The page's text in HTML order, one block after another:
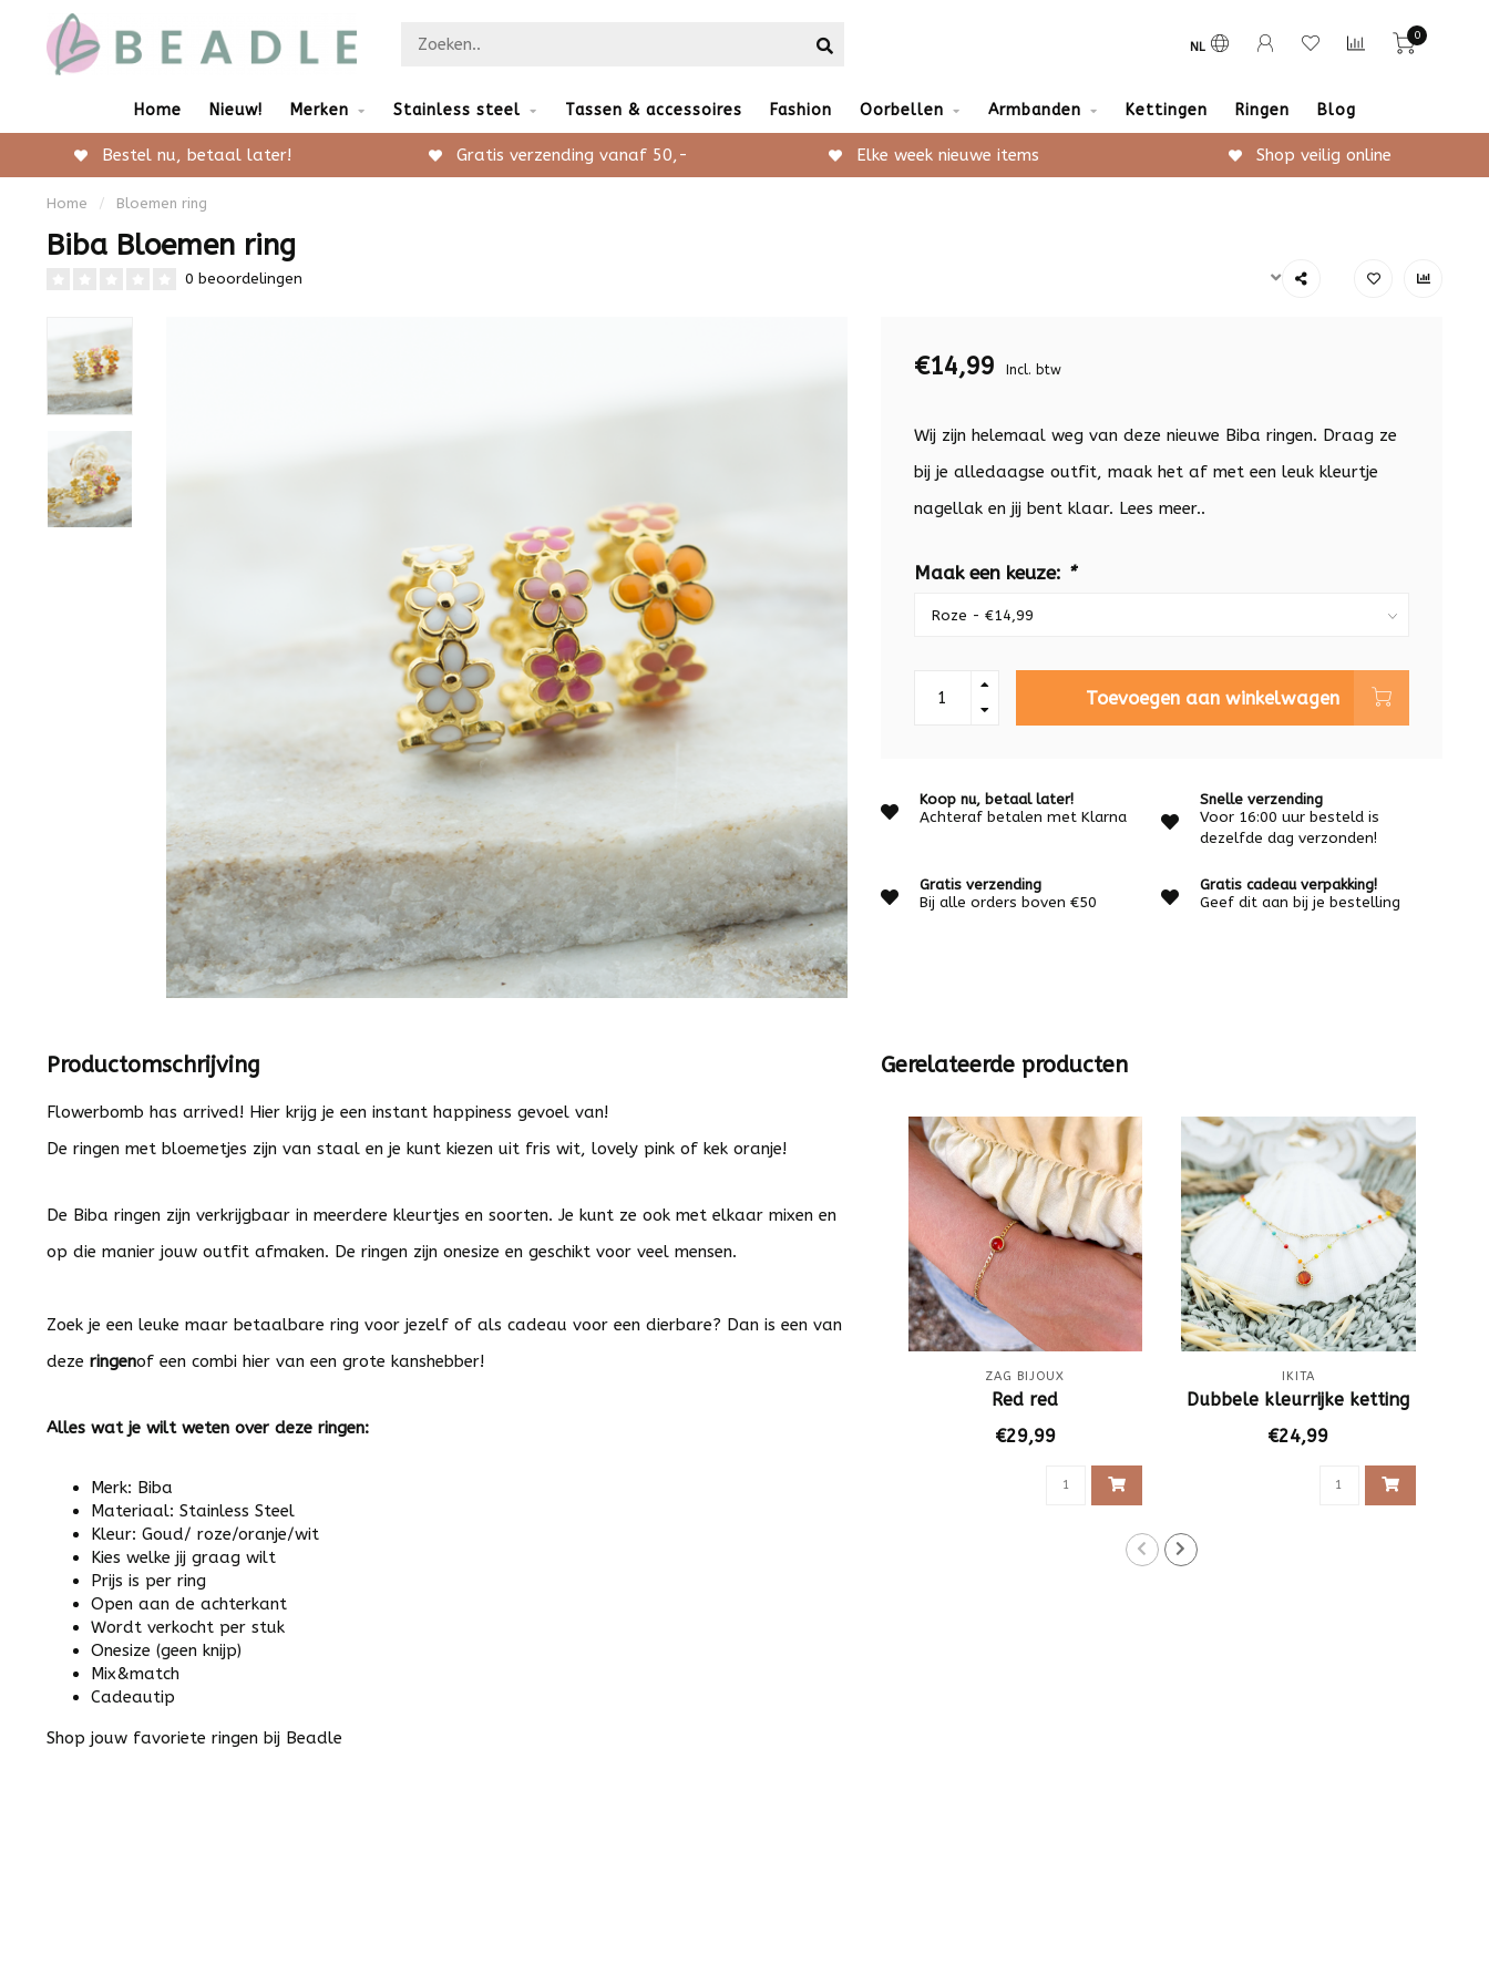
NL
0
Home Nieuw! Merken Stainless steel Tassen & accessoires Fashion Oorbellen Armbanden Kettingen Ringen Blog
Bestel nu, betaal later! Gratis verzending vanaf 50,- Elke week nieuwe items Shop veilig online
Home / Bloemen ring
Biba Bloemen ring
0 beoordelingen
€14,99 Incl. btw
Wij zijn helemaal weg van deze nieuwe Biba ringen. Draag ze
bij je alledaagse outfit, maak het af met een leuk kleurtje
nagellak en jij bent klaar. Lees meer..
Maak een keuze: *
Toevoegen aan winkelwagen
Koop nu, betaal later!
Achteraf betalen met Klarna
Snelle verzending
Voor 16:00 uur besteld is
dezelfde dag verzonden!
Gratis verzending
Bij alle orders boven €50
Gratis cadeau verpakking!
Geef dit aan bij je bestelling
Productomschrijving
Flowerbomb has arrived! Hier krijg je een instant happiness gevoel van!
De ringen met bloemetjes zijn van staal en je kunt kiezen uit fris wit, lovely pink of kek oranje!
De Biba ringen zijn verkrijgbaar in meerdere kleurtjes en soorten. Je kunt ze ook met elkaar mixen en
op die manier jouw outfit afmaken. De ringen zijn onesize en geschikt voor veel mensen.
Zoek je een leuke maar betaalbare ring voor jezelf of als cadeau voor een dierbare? Dan is een van
deze ringenof een combi hier van een grote kanshebber!
Alles wat je wilt weten over deze ringen:
Merk: Biba
Materiaal: Stainless Steel
Kleur: Goud/ roze/oranje/wit
Kies welke jij graag wilt
Prijs is per ring
Open aan de achterkant
Wordt verkocht per stuk
Onesize (geen knijp)
Mix&match
Cadeautip
Shop jouw favoriete ringen bij Beadle
Gerelateerde producten
ZAG BIJOUX
Red red
€29,99
IKITA
Dubbele kleurrijke ketting
€24,99